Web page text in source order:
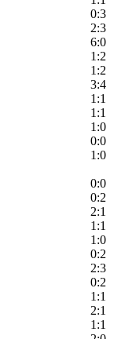
0:3
2:3
6:0
1:2
1:2
3:4
1:1
1:1
1:0
0:0
1:0
0:0
0:2
2:1
1:1
1:0
0:2
2:3
0:2
1:1
2:1
1:1